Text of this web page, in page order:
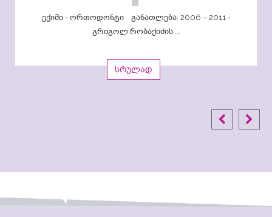
ექიმი - ორთოდონტი განათლება: 2006 – 2011 -
გრიგოლ რობაქიძის ...
სრულად